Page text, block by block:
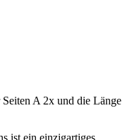
A 2x und die Länge
ist ein einzigartiges